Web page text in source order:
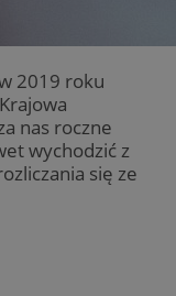
2019 roku
nas roczne
wychodzić z
się ze